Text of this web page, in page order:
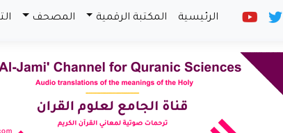
الرئيسية المكتبة الرقمية المصحف